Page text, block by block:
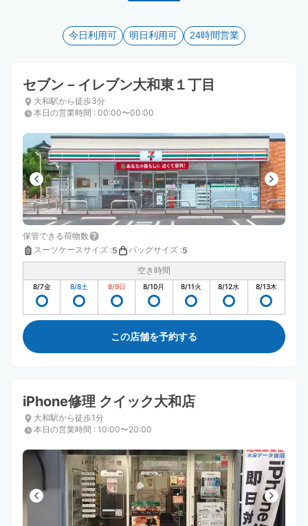
the
keyboard
shortcuts
for
changing
dates.
mark
key
the
keyboard
shortcuts
for
changing
dates.
今日利用可 明日利用可 24時間営業
セブン－イレブン大和東１丁目
大和駅から徒歩3分
本日の営業時間 : 00:00〜00:00
保管できる荷物数
スーツケースサイズ :5 バッグサイズ :5
空き時間
8/7金 8/8土 8/9日 8/10月 8/11火 8/12水 8/13木
この店舗を予約する
iPhone修理 クイック大和店
大和駅から徒歩1分
本日の営業時間 : 10:00〜20:00